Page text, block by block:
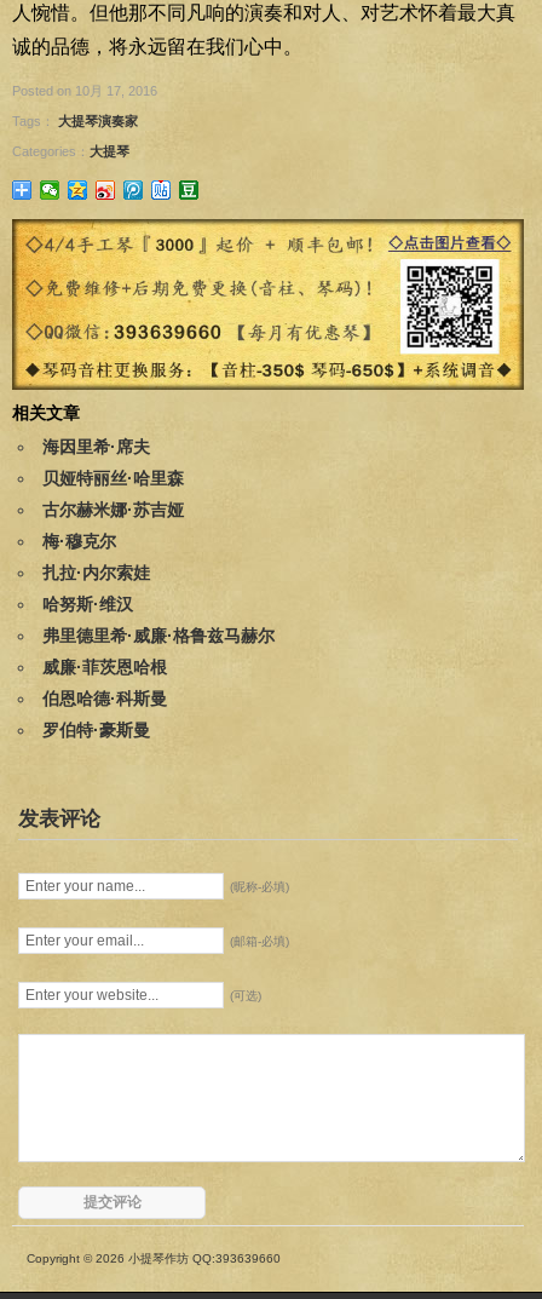
人惋惜。但他那不同凡响的演奏和对人、对艺术怀着最大真
诚的品德，将永远留在我们心中。
Posted on 10月 17, 2016
Tags： 大提琴演奏家
Categories： 大提琴
相关文章
海因里希·席夫
贝娅特丽丝·哈里森
古尔赫米娜·苏吉娅
梅·穆克尔
扎拉·内尔索娃
哈努斯·维汉
弗里德里希·威廉·格鲁兹马赫尔
威廉·菲茨恩哈根
伯恩哈德·科斯曼
罗伯特·豪斯曼
发表评论
(昵称-必填)
(邮箱-必填)
(可选)
Copyright © 2026 小提琴作坊 QQ:393639660